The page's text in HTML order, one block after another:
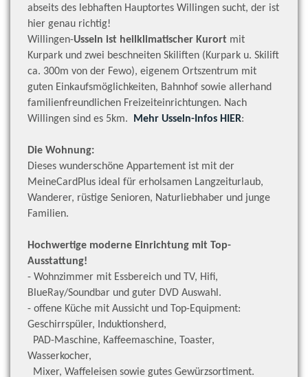
abseits des lebhaften Hauptortes Willingen sucht, der ist
hier genau richtig!
Willingen-Usseln ist heilklimatischer Kurort mit
Kurpark und zwei beschneiten Skiliften (Kurpark u. Skilift
ca. 300m von der Fewo), eigenem Ortszentrum mit
guten Einkaufsmöglichkeiten, Bahnhof sowie allerhand
familienfreundlichen Freizeiteinrichtungen. Nach
Willingen sind es 5km. Mehr Usseln-Infos HIER:
Die Wohnung:
Dieses wunderschöne Appartement ist mit der
MeineCardPlus ideal für erholsamen Langzeiturlaub,
Wanderer, rüstige Senioren, Naturliebhaber und junge
Familien.
Hochwertige moderne Einrichtung mit Top-
Ausstattung!
- Wohnzimmer mit Essbereich und TV, Hifi,
BlueRay/Soundbar und guter DVD Auswahl.
- offene Küche mit Aussicht und Top-Equipment:
Geschirrspüler, Induktionsherd,
PAD-Maschine, Kaffeemaschine, Toaster,
Wasserkocher,
Mixer, Waffeleisen sowie gutes Gewürzsortiment.